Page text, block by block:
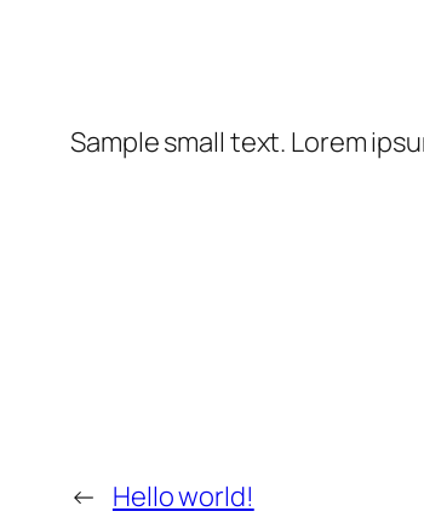
Sample small text. Lorem
← Hello world!